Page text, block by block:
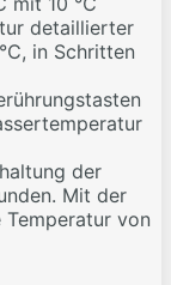
detaillierter
in Schritten
der
Mit der
von